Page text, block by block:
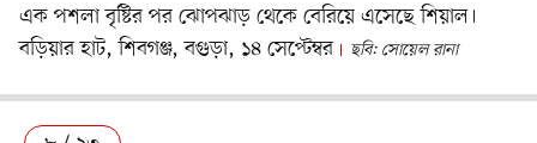
এক পশলা বৃষ্টির পর ঝোপঝাড় থেকে বেরিয়ে এসেছে শিয়াল।
বড়িয়ার হাট, শিবগঞ্জ, বগুড়া, ১৪ সেপ্টেম্বর
ছবি: সোয়েল রানা